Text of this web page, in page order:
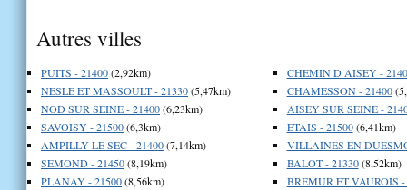
Autres villes
PUITS - 21400(2,92km)
NESLE ET MASSOULT - 21330(5,47km)
NOD SUR SEINE - 21400(6,23km)
SAVOISY - 21500(6,3km)
AMPILLY LE SEC - 21400(7,14km)
SEMOND - 21450(8,19km)
PLANAY - 21500(8,56km)
CHEMIN D AISEY -
CHAMESSON - 21400
AISEY SUR SEINE -
ETAIS - 21500(6,41km)
VILLAINES EN
BALOT - 21330(8,52km)
BREMUR ET VAUROIS -